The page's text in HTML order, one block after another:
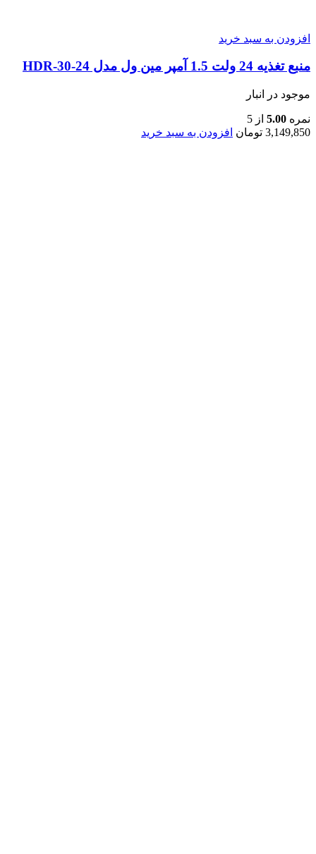
افزودن به سبد خرید
منبع تغذیه 24 ولت 1.5 آمپر مین ول مدل HDR-30-24
موجود در انبار
نمره 5.00 از 5
3,149,850 تومان افزودن به سبد خرید